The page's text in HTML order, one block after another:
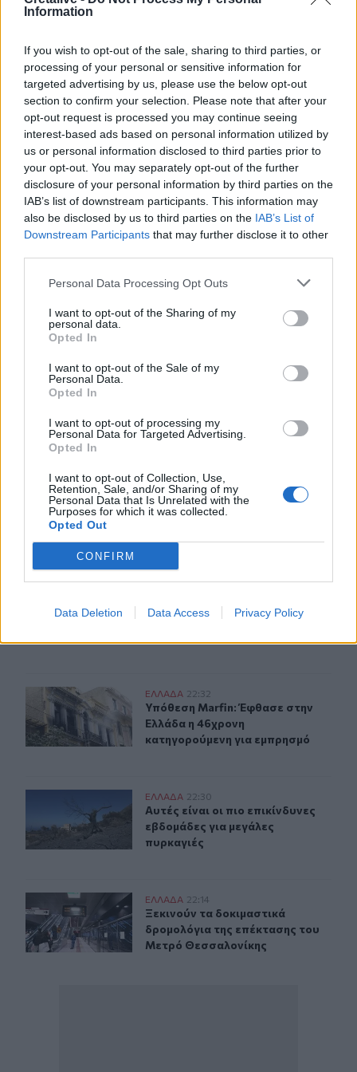
Information
If you wish to opt-out of the sale, sharing to third parties, or
processing of your personal or sensitive information for
targeted advertising by us, please use the below opt-out
section to confirm your selection. Please note that after your
opt-out request is processed you may continue seeing
interest-based ads based on personal information utilized by
us or personal information disclosed to third parties prior to
your opt-out. You may separately opt-out of the further
disclosure of your personal information by third parties on the
IAB’s list of downstream participants. This information may
also be disclosed by us to third parties on the IAB’s List of
Downstream Participants that may further disclose it to other
Personal Data Processing Opt Outs
I want to opt-out of the Sharing of my
personal data.
Opted In
I want to opt-out of the Sale of my
Personal Data.
Opted In
I want to opt-out of processing my
Personal Data for Targeted Advertising.
Opted In
I want to opt-out of Collection, Use,
Retention, Sale, and/or Sharing of my
Personal Data that Is Unrelated with the
Purposes for which it was collected.
Opted Out
CONFIRM
Data Deletion Data Access Privacy Policy
Χρήστος Δάντης: «Δεν περίμενα την αχαριστία, 22 χρόνια
έγραψα αυτό το τραγούδι»
22:14
Ξεκινούν τα δοκιμαστικά δρομολόγια της επέκτασης του
Μετρό Θεσσαλονίκης
22:05
Τζόκερ: Αυτοί είναι οι τυχεροί αριθμοί που κερδίζουν
πάνω από 2 εκατ. ευρώ
ΠΕΡΙΣΣΟΤΕΡΑ
ΣΧΕΤΙΚA AΡΘΡΑ
30χρονη έπεσε στη θάλασσα από την γέφυρα της
την γέφυρα της Χαλκίδας
Ρόδος: Έσπασε ο κάβος και τραυμάτισε ναυτικό
ΕΛΛAΔΑ 23:25
Ρόδος: Έσπασε ο κάβος και
Ρόδος: Έσπασε ο κάβος και
τραυμάτισε ναυτικό
Φωτιές σε Σκύρο και Λακωνία:
Φωτιές σε Σκύρο και Λακωνία:
Συνελήφθησαν 63χρονη και
Υπόθεση Marfin: Έφθασε στην Ελλάδα η 46χρονη
ΕΛΛAΔΑ 22:32
Υπόθεση Marfin: Έφθασε στην
Υπόθεση Marfin: Έφθασε στην
Ελλάδα η 46χρονη
κατηγορούμενη για εμπρησμό
Αυτές είναι οι πιο επικίνδυνες εβδομάδες για μεγάλες
ΕΛΛAΔΑ 22:30
Αυτές είναι οι πιο επικίνδυνες
Αυτές είναι οι πιο επικίνδυνες
εβδομάδες για μεγάλες
πυρκαγιές
Ξεκινούν τα δοκιμαστικά δρομολόγια της επέκτασης
ΕΛΛAΔΑ 22:14
Ξεκινούν τα δοκιμαστικά
Ξεκινούν τα δοκιμαστικά
δρομολόγια της επέκτασης του
Μετρό Θεσσαλονίκης